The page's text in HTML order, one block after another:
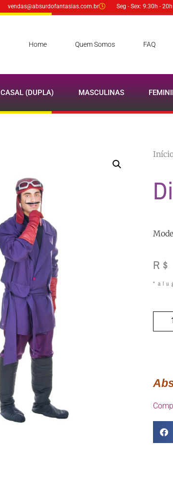
vendas@absurdofantasias.com.br Seg - Sex: 9:30h -
Home Quem Somos FAQ
CASAL (DUPLA) MASCULINAS
R$